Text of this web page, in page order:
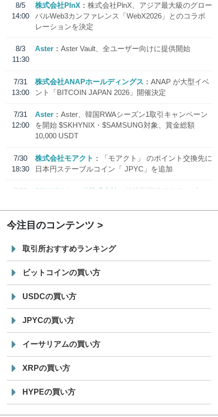
8/5
14:00
株式会社PlnX
株式会社PlnX、アジア最大級のグロー
バルWeb3カンファレンス「WebX2026」とのコラボ
レーションを決定
8/3
11:30
Aster Aster Vault、全ユーザー向けに提供開始
7/31
13:00
株式会社ANAPホールディングス
ANAP が大型イベ
ント「BITCOIN JAPAN 2026」開催決定
7/31
12:00
Aster
Aster、韓国RWAシーズン1取引キャンペーン
を開始 $SKHYNIX・$SAMSUNG対象、賞金総額
10,000 USDT
7/30
18:30
株式会社モアクト
「モアクト」 のポイント交換先に
日本円ステーブルコイン「 JPYC」を追加
7/29
SBI VCトレード株式会社
信託型円建てステーブル
今注目のコンテンツ
取引所おすすめランキング
ビットコインの買い方
USDCの買い方
JPYCの買い方
イーサリアムの買い方
XRPの買い方
HYPEの買い方